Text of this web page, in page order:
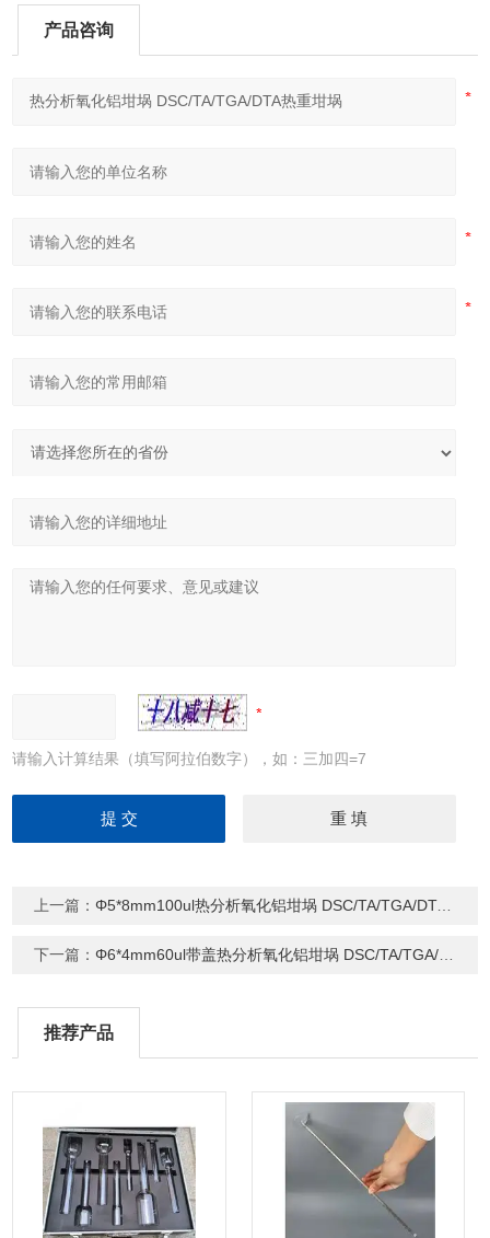
产品咨询
请输入计算结果（填写阿拉伯数字），如：三加四=7
上一篇：Φ5*8mm100ul热分析氧化铝坩埚 DSC/TA/TGA/DTA热重坩埚
下一篇：Φ6*4mm60ul带盖热分析氧化铝坩埚 DSC/TA/TGA/DTA热重坩埚
推荐产品